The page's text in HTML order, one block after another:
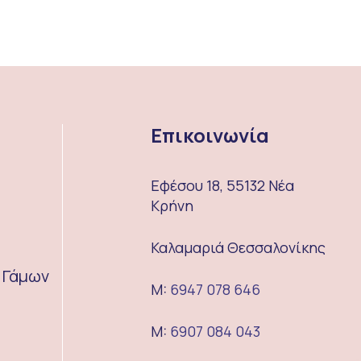
Γάμων
Επικοινωνία
Εφέσου 18, 55132 Νέα
Κρήνη
Καλαμαριά Θεσσαλονίκης
M: 6947 078 646
M: 6907 084 043